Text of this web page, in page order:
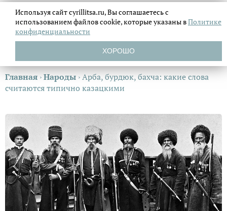
Главная ›Народы ›Арба, бурдюк, бахча: какие слова
считаются типично казацкими
Используя сайт cyrillitsa.ru, Вы соглашаетесь с
использованием файловcookie, которые указаны вПолитике
конфиденциальности
ХОРОШО